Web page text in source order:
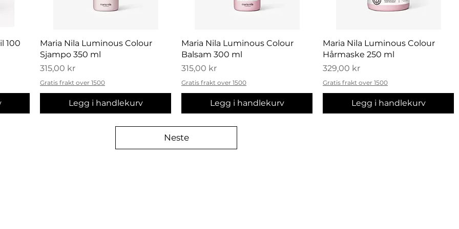
100
Hurtigvisning
Maria Nila Luminous Colour
Sjampo 350 ml
Pris
315,00 kr
Gratis frakt over 1500
Legg i handlekurv
Hurtigvisning
Maria Nila Luminous Colour
Balsam 300 ml
Pris
315,00 kr
Gratis frakt over 1500
Legg i handlekurv
Hurtigvisning
Maria Nila Luminous Colour
Hårmaske 250 ml
Pris
329,00 kr
Gratis frakt over 1500
Legg i handlekurv
Neste